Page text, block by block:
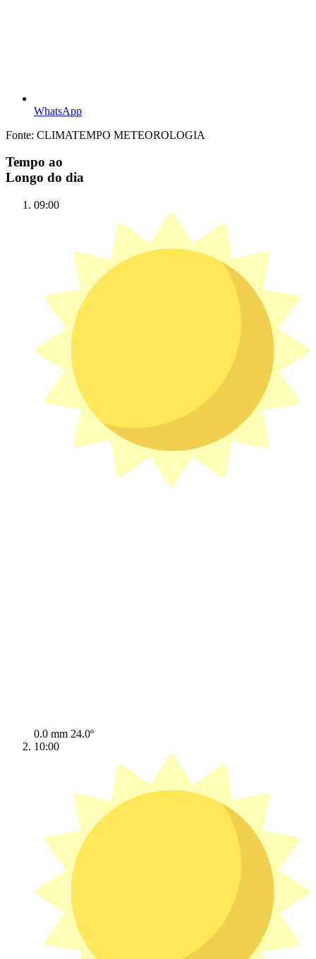
WhatsApp
Fonte: CLIMATEMPO METEOROLOGIA
Tempo ao
Longo do dia
09:00
0.0 mm 24.0º
10:00